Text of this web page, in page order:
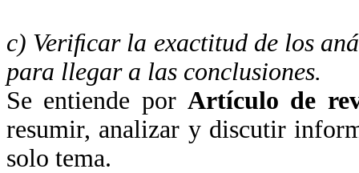
c) Veriﬁcar la exactitud de los
para llegar a las conclusiones.
Se entiende porArtículo de
resumir, analizar y discutir
solo tema.